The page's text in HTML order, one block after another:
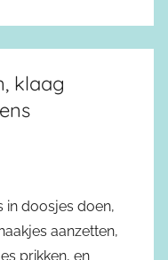
klaag
in doosjes doen,
aanzetten,
prikken, en